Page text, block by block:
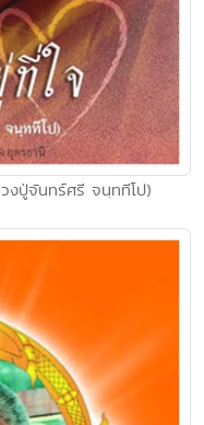
งปู่จันทร์ศรี จนฺททีโป)